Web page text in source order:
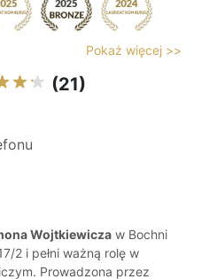
Pokaż więcej >>
(21)
Wojtkiewicza w Bochni
2 i pełni ważną rolę w
Prowadzona przez